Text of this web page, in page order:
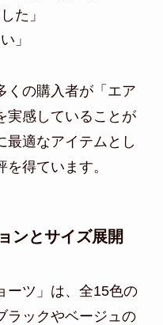
た」
」
くの購入者が「エア
実感していることが
最適なアイテムとし
得ています。
ンとサイズ展開
ーツ」は、全15色の
ラックやベージュの